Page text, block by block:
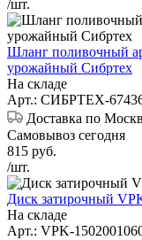
/шт.
Шланг поливочный
урожайный Сибртех
На складе
Арт.: СИБРТЕХ-
Доставка по
Самовывоз сегодня
815 руб.
/шт.
Диск затирочный
На складе
Арт.: VPK-